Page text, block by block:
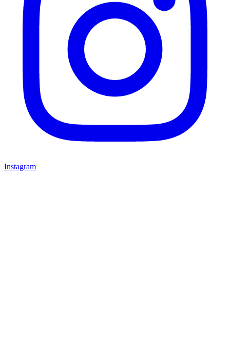
Instagram